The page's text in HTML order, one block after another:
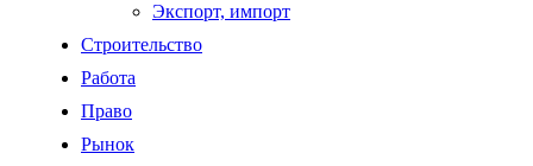
Экспорт, импорт
Строительство
Работа
Право
Рынок